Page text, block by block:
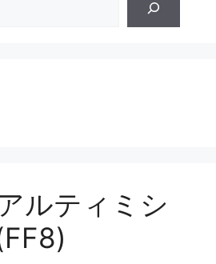
ルティミシ